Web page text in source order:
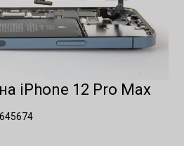
iPhone 12 Pro Max